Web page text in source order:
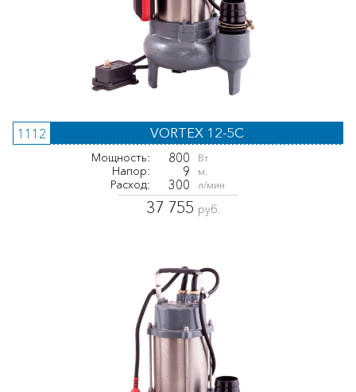
1112 VORTEX 12-5C
Мощность: 800 Вт
Напор: 9 м.
Расход: 300 л/мин
37 755 руб.